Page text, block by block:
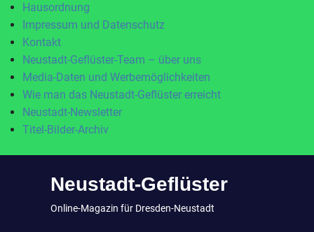
Hausordnung
Impressum und Datenschutz
Kontakt
Neustadt-Geflüster-Team – über uns
Media-Daten und Werbemöglichkeiten
Wie man das Neustadt-Geflüster erreicht
Neustadt-Newsletter
Titel-Bilder-Archiv
Neustadt-Geflüster
Online-Magazin für Dresden-Neustadt